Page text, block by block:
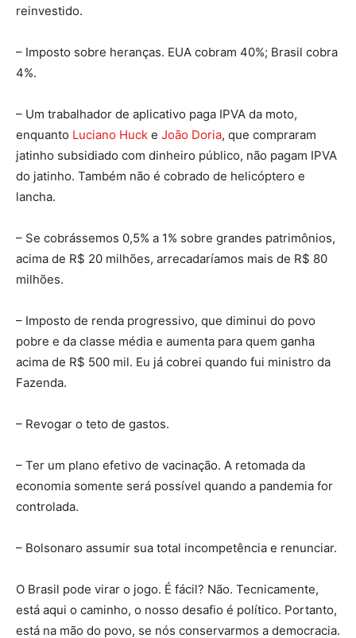
reinvestido.
– Imposto sobre heranças. EUA cobram 40%; Brasil cobra
4%.
– Um trabalhador de aplicativo paga IPVA da moto,
enquanto Luciano Huck e João Doria, que compraram
jatinho subsidiado com dinheiro público, não pagam IPVA
do jatinho. Também não é cobrado de helicóptero e
lancha.
– Se cobrássemos 0,5% a 1% sobre grandes patrimônios,
acima de R$ 20 milhões, arrecadaríamos mais de R$ 80
milhões.
– Imposto de renda progressivo, que diminui do povo
pobre e da classe média e aumenta para quem ganha
acima de R$ 500 mil. Eu já cobrei quando fui ministro da
Fazenda.
– Revogar o teto de gastos.
– Ter um plano efetivo de vacinação. A retomada da
economia somente será possível quando a pandemia for
controlada.
– Bolsonaro assumir sua total incompetência e renunciar.
O Brasil pode virar o jogo. É fácil? Não. Tecnicamente,
está aqui o caminho, o nosso desafio é político. Portanto,
está na mão do povo, se nós conservarmos a democracia.